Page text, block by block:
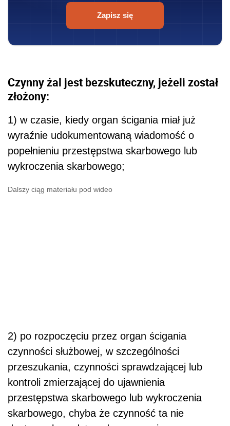
Zapisz się
Czynny żal jest bezskuteczny, jeżeli został
złożony:
1) w czasie, kiedy organ ścigania miał już
wyraźnie udokumentowaną wiadomość o
popełnieniu przestępstwa skarbowego lub
wykroczenia skarbowego;
Dalszy ciąg materiału pod wideo
2) po rozpoczęciu przez organ ścigania
czynności służbowej, w szczególności
przeszukania, czynności sprawdzającej lub
kontroli zmierzającej do ujawnienia
przestępstwa skarbowego lub wykroczenia
skarbowego, chyba że czynność ta nie